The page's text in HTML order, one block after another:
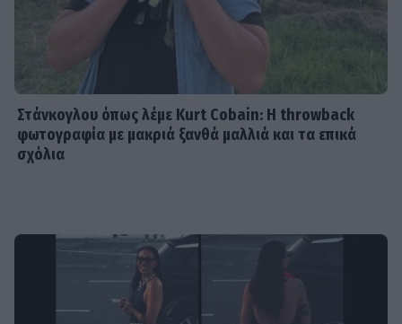
Στάνκογλου όπως λέμε Kurt Cobain: H throwback
φωτογραφία με μακριά ξανθά μαλλιά και τα επικά
σχόλια